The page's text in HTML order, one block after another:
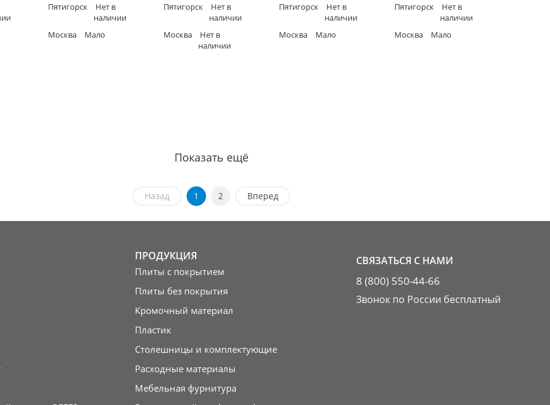
Пятигорск
Нет в
наличии
Москва
Мало
Пятигорск
Нет в
наличии
Москва
Нет в
наличии
основание) SM'art
Пятигорск
Нет в
наличии
Москва
Мало
основание) SM'art
Пятигорск
Нет в
наличии
Москва
Мало
Показать ещё
Назад 1 2 Вперед
ПРОДУКЦИЯ
Плиты с покрытием
Плиты без покрытия
Кромочный материал
Пластик
Столешницы и комплектующие
Расходные материалы
Мебельная фурнитура
СВЯЗАТЬСЯ С НАМИ
8 (800) 550-44-66
Звонок по России бесплатный